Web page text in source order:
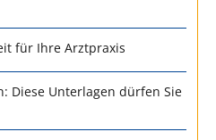
für Ihre Arztpraxis
Diese Unterlagen dürfen Sie